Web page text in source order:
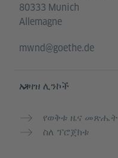
80333 Munich
Allemagne
mwnd@goethe.de
አገዛዝ ሊንኮች
የወቅቱ ዜና መጽሔት
ስለ ፕሮጀክቱ